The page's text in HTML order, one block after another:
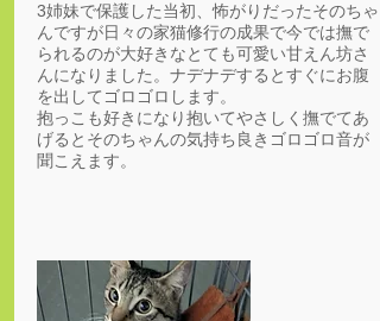
3姉妹で保護した当初、怖がりだったそのちゃ
んですが日々の家猫修行の成果で今では撫で
られるのが大好きなとても可愛い甘えん坊さ
んになりました。ナデナデするとすぐにお腹
を出してゴロゴロします。
抱っこも好きになり抱いてやさしく撫でてあ
げるとそのちゃんの気持ち良きゴロゴロ音が
聞こえます。